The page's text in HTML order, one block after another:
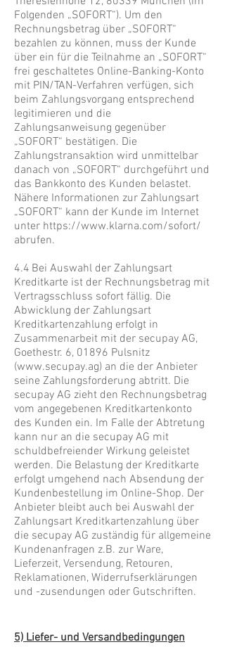
Folgenden „SOFORT“). Um den
Rechnungsbetrag über „SOFORT“
bezahlen zu können, muss der Kunde
über ein für die Teilnahme an „SOFORT“
frei geschaltetes Online-Banking-Konto
mit PIN/TAN-Verfahren verfügen, sich
beim Zahlungsvorgang entsprechend
legitimieren und die
Zahlungsanweisung gegenüber
„SOFORT“ bestätigen. Die
Zahlungstransaktion wird unmittelbar
danach von „SOFORT“ durchgeführt und
das Bankkonto des Kunden belastet.
Nähere Informationen zur Zahlungsart
„SOFORT“ kann der Kunde im Internet
unter https://www.klarna.com/sofort/
abrufen.
4.4 Bei Auswahl der Zahlungsart
Kreditkarte ist der Rechnungsbetrag mit
Vertragsschluss sofort fällig. Die
Abwicklung der Zahlungsart
Kreditkartenzahlung erfolgt in
Zusammenarbeit mit der secupay AG,
Goethestr. 6, 01896 Pulsnitz
(www.secupay.ag) an die der Anbieter
seine Zahlungsforderung abtritt. Die
secupay AG zieht den Rechnungsbetrag
vom angegebenen Kreditkartenkonto
des Kunden ein. Im Falle der Abtretung
kann nur an die secupay AG mit
schuldbefreiender Wirkung geleistet
werden. Die Belastung der Kreditkarte
erfolgt umgehend nach Absendung der
Kundenbestellung im Online-Shop. Der
Anbieter bleibt auch bei Auswahl der
Zahlungsart Kreditkartenzahlung über
die secupay AG zuständig für allgemeine
Kundenanfragen z.B. zur Ware,
Lieferzeit, Versendung, Retouren,
Reklamationen, Widerrufserklärungen
und -zusendungen oder Gutschriften.
5) Liefer- und Versandbedingungen